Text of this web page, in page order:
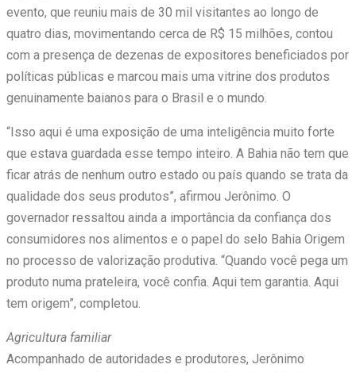
evento, que reuniu mais de 30 mil visitantes ao longo de
quatro dias, movimentando cerca de R$ 15 milhões, contou
com a presença de dezenas de expositores beneficiados por
políticas públicas e marcou mais uma vitrine dos produtos
genuinamente baianos para o Brasil e o mundo.
“Isso aqui é uma exposição de uma inteligência muito forte
que estava guardada esse tempo inteiro. A Bahia não tem que
ficar atrás de nenhum outro estado ou país quando se trata da
qualidade dos seus produtos”, afirmou Jerônimo. O
governador ressaltou ainda a importância da confiança dos
consumidores nos alimentos e o papel do selo Bahia Origem
no processo de valorização produtiva. “Quando você pega um
produto numa prateleira, você confia. Aqui tem garantia. Aqui
tem origem”, completou.
Agricultura familiar
Acompanhado de autoridades e produtores, Jerônimo